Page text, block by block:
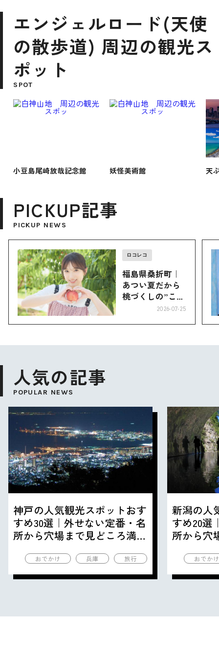
エンジェルロード(天使
の散歩道) 周辺の観光ス
ポット
SPOT
小豆島尾崎放哉記念館 妖怪美術館 天
PICKUP記事
PICKUP NEWS
ロコレコ
福島県桑折町｜
あつい夏だから
桃づくしの”こお
2026-07-25
人気の記事
POPULAR NEWS
神戸の人気観光スポットおす
すめ30選｜外せない定番・名
所から穴場まで見どころ満載
おでかけ 兵庫 旅行
新潟の人
すめ20選
所から穴
おでか